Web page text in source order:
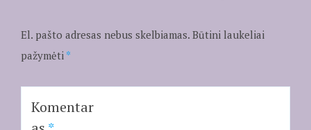
El. pašto adresas nebus skelbiamas. Būtini laukeliai
pažymėti *
Komentar